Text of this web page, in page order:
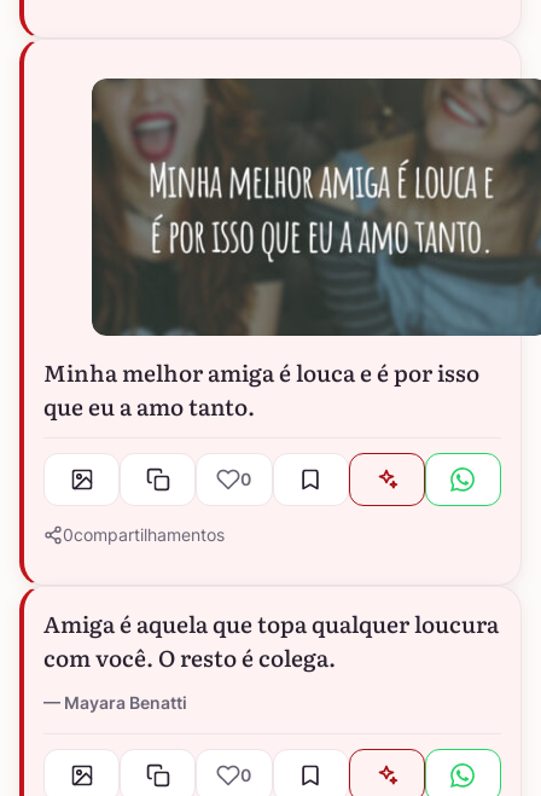
Minha melhor amiga é louca e é por isso
que eu a amo tanto.
0
0compartilhamentos
Amiga é aquela que topa qualquer loucura
com você. O resto é colega.
Mayara Benatti
0